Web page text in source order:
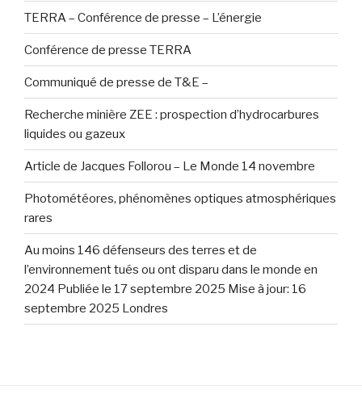
TERRA – Conférence de presse – L’énergie
Conférence de presse TERRA
Communiqué de presse de T&E –
Recherche minière ZEE : prospection d’hydrocarbures
liquides ou gazeux
Article de Jacques Follorou – Le Monde 14 novembre
Photométéores, phénomènes optiques atmosphériques
rares
Au moins 146 défenseurs des terres et de
l’environnement tués ou ont disparu dans le monde en
2024 Publiée le 17 septembre 2025 Mise à jour: 16
septembre 2025 Londres